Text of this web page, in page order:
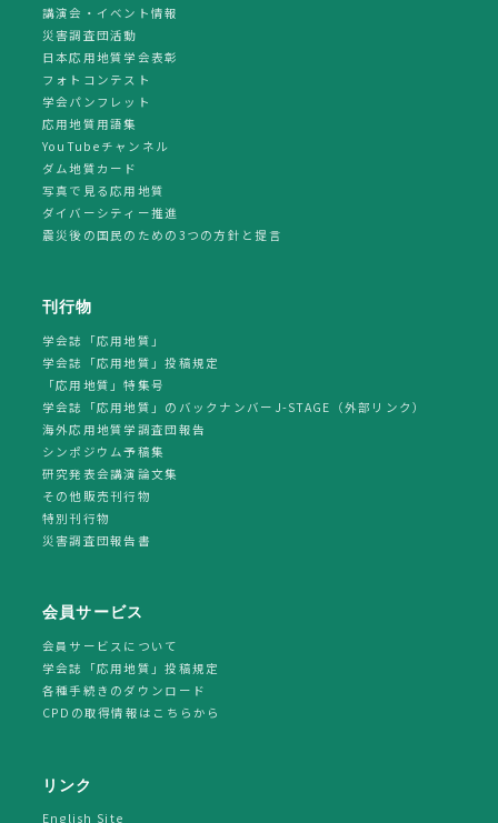
講演会・イベント情報
災害調査団活動
日本応用地質学会表彰
フォトコンテスト
学会パンフレット
応用地質用語集
YouTubeチャンネル
ダム地質カード
写真で見る応用地質
ダイバーシティー推進
震災後の国民のための3つの方針と提言
刊行物
学会誌「応用地質」
学会誌「応用地質」投稿規定
「応用地質」特集号
学会誌「応用地質」のバックナンバーJ-STAGE（外部リンク）
海外応用地質学調査団報告
シンポジウム予稿集
研究発表会講演論文集
その他販売刊行物
特別刊行物
災害調査団報告書
会員サービス
会員サービスについて
学会誌「応用地質」投稿規定
各種手続きのダウンロード
CPDの取得情報はこちらから
リンク
English Site